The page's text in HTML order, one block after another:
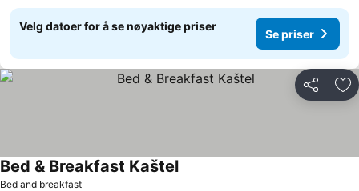
Velg datoer for å se nøyaktige priser
Se priser
Del
Bed and breakfast
Bed & Breakfast KaštelSe priser